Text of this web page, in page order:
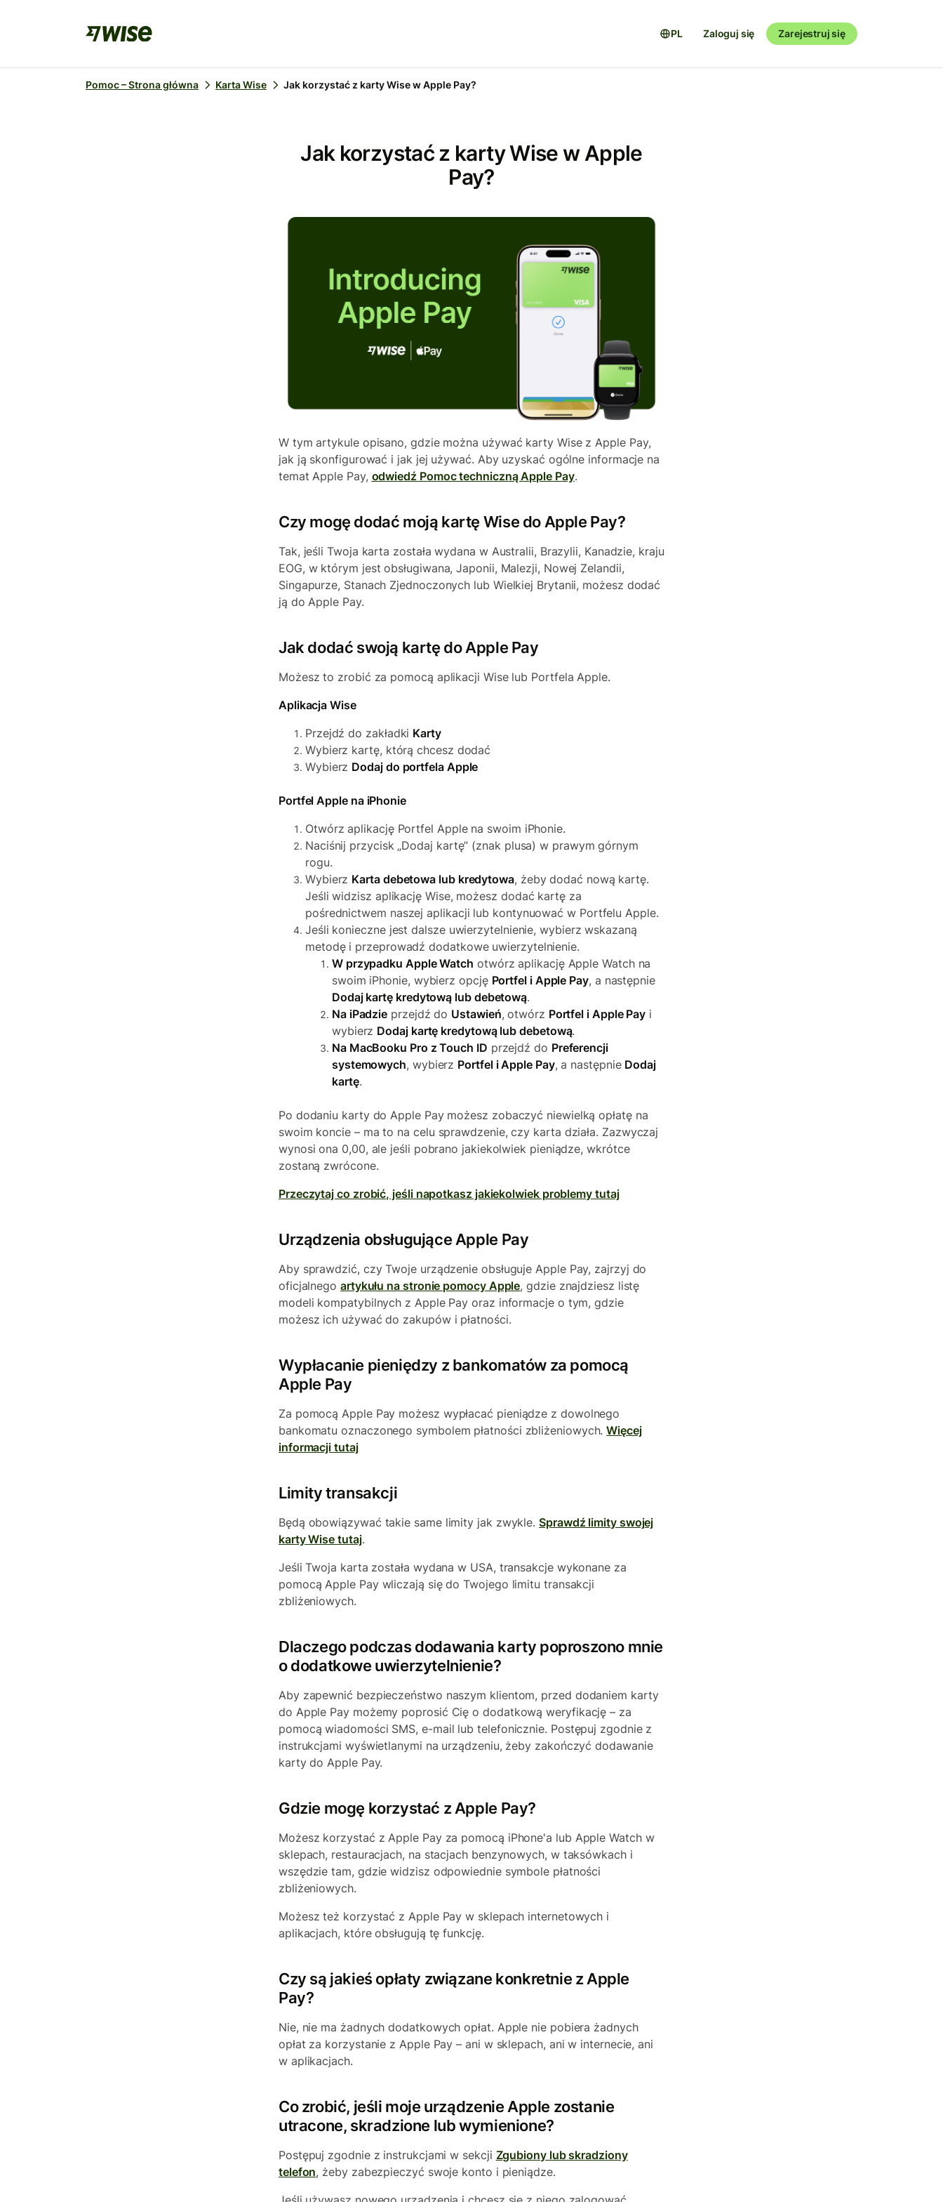
PL Zaloguj się Zarejestruj się
Pomoc – Strona główna Karta Wise Jak korzystać z karty Wise w Apple Pay?
Jak korzystać z karty Wise w Apple
Pay?
W tym artykule opisano, gdzie można używać karty Wise z Apple Pay,
jak ją skonfigurować i jak jej używać. Aby uzyskać ogólne informacje na
temat Apple Pay, odwiedź Pomoc techniczną Apple Pay.
Czy mogę dodać moją kartę Wise do Apple Pay?
Tak, jeśli Twoja karta została wydana w Australii, Brazylii, Kanadzie, kraju
EOG, w którym jest obsługiwana, Japonii, Malezji, Nowej Zelandii,
Singapurze, Stanach Zjednoczonych lub Wielkiej Brytanii, możesz dodać
ją do Apple Pay.
Jak dodać swoją kartę do Apple Pay
Możesz to zrobić za pomocą aplikacji Wise lub Portfela Apple.
Aplikacja Wise
Przejdź do zakładki Karty
Wybierz kartę, którą chcesz dodać
Wybierz Dodaj do portfela Apple
Portfel Apple na iPhonie
Otwórz aplikację Portfel Apple na swoim iPhonie.
Naciśnij przycisk „Dodaj kartę” (znak plusa) w prawym górnym
rogu.
Wybierz Karta debetowa lub kredytowa, żeby dodać nową kartę.
Jeśli widzisz aplikację Wise, możesz dodać kartę za
pośrednictwem naszej aplikacji lub kontynuować w Portfelu Apple.
Jeśli konieczne jest dalsze uwierzytelnienie, wybierz wskazaną
metodę i przeprowadź dodatkowe uwierzytelnienie.
W przypadku Apple Watch otwórz aplikację Apple Watch na
swoim iPhonie, wybierz opcję Portfel i Apple Pay, a następnie
Dodaj kartę kredytową lub debetową.
Na iPadzie przejdź do Ustawień, otwórz Portfel i Apple Pay i
wybierz Dodaj kartę kredytową lub debetową.
Na MacBooku Pro z Touch ID przejdź do Preferencji
systemowych, wybierz Portfel i Apple Pay, a następnie Dodaj
kartę.
Po dodaniu karty do Apple Pay możesz zobaczyć niewielką opłatę na
swoim koncie – ma to na celu sprawdzenie, czy karta działa. Zazwyczaj
wynosi ona 0,00, ale jeśli pobrano jakiekolwiek pieniądze, wkrótce
zostaną zwrócone.
Przeczytaj co zrobić, jeśli napotkasz jakiekolwiek problemy tutaj
Urządzenia obsługujące Apple Pay
Aby sprawdzić, czy Twoje urządzenie obsługuje Apple Pay, zajrzyj do
oficjalnego artykułu na stronie pomocy Apple, gdzie znajdziesz listę
modeli kompatybilnych z Apple Pay oraz informacje o tym, gdzie
możesz ich używać do zakupów i płatności.
Wypłacanie pieniędzy z bankomatów za pomocą
Apple Pay
Za pomocą Apple Pay możesz wypłacać pieniądze z dowolnego
bankomatu oznaczonego symbolem płatności zbliżeniowych.Więcej
informacji tutaj
Limity transakcji
Będą obowiązywać takie same limity jak zwykle.Sprawdź limity swojej
karty Wise tutaj.
Jeśli Twoja karta została wydana w USA, transakcje wykonane za
pomocą Apple Pay wliczają się do Twojego limitu transakcji
zbliżeniowych.
Dlaczego podczas dodawania karty poproszono mnie
o dodatkowe uwierzytelnienie?
Aby zapewnić bezpieczeństwo naszym klientom, przed dodaniem karty
do Apple Pay możemy poprosić Cię o dodatkową weryfikację – za
pomocą wiadomości SMS, e-mail lub telefonicznie. Postępuj zgodnie z
instrukcjami wyświetlanymi na urządzeniu, żeby zakończyć dodawanie
karty do Apple Pay.
Gdzie mogę korzystać z Apple Pay?
Możesz korzystać z Apple Pay za pomocą iPhone'a lub Apple Watch w
sklepach, restauracjach, na stacjach benzynowych, w taksówkach i
wszędzie tam, gdzie widzisz odpowiednie symbole płatności
zbliżeniowych.
Możesz też korzystać z Apple Pay w sklepach internetowych i
aplikacjach, które obsługują tę funkcję.
Czy są jakieś opłaty związane konkretnie z Apple
Pay?
Nie, nie ma żadnych dodatkowych opłat. Apple nie pobiera żadnych
opłat za korzystanie z Apple Pay – ani w sklepach, ani w internecie, ani
w aplikacjach.
Co zrobić, jeśli moje urządzenie Apple zostanie
utracone, skradzione lub wymienione?
Postępuj zgodnie z instrukcjami w sekcji Zgubiony lub skradziony
telefon, żeby zabezpieczyć swoje konto i pieniądze.